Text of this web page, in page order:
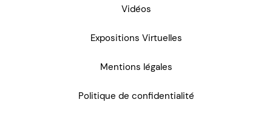
Vidéos
Expositions Virtuelles
Mentions légales
Politique de confidentialité